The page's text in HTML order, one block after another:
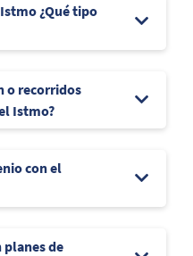
¿Qué tipo
o recorridos
Istmo?
con el
planes de